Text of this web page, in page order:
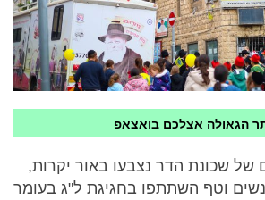
הגאולה אצלכם בואצאפ
של שכונת הדר נצבעו באור יקרות,
אנשים נשים וטף השתתפו בחגיגת ל"ג בעומר